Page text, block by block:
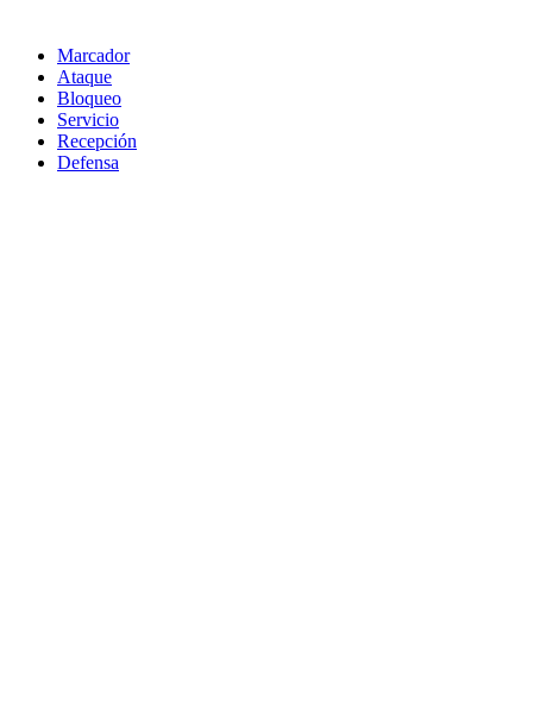
Marcador
Ataque
Bloqueo
Servicio
Recepción
Defensa